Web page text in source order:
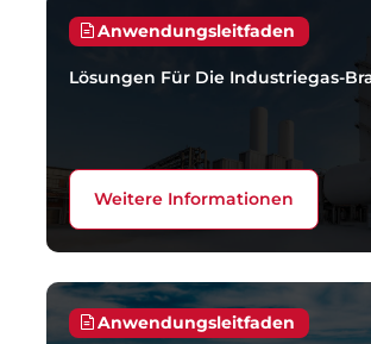
Anwendungsleitfaden
Lösungen Für Die Industriegas-
Weitere Informationen
Anwendungsleitfaden